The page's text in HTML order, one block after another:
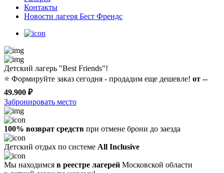
Контакты
Новости лагеря Бест Френдс
Детский лагерь "Best Friends"!
⭐️ Формируйте заказ сегодня - продадим еще дешевле! от --
49.900 ₽
Забронировать место
100% возврат средств при отмене брони до заезда
Детский отдых по системе All Inclusive
Мы находимся в реестре лагерей Московской области